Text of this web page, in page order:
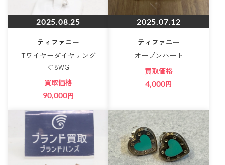
2025.08.25
ティファニー
Tワイヤーダイヤリング
K18WG
買取価格
90,000円
2025.07.12
ティファニー
オープンハート
買取価格
4,000円